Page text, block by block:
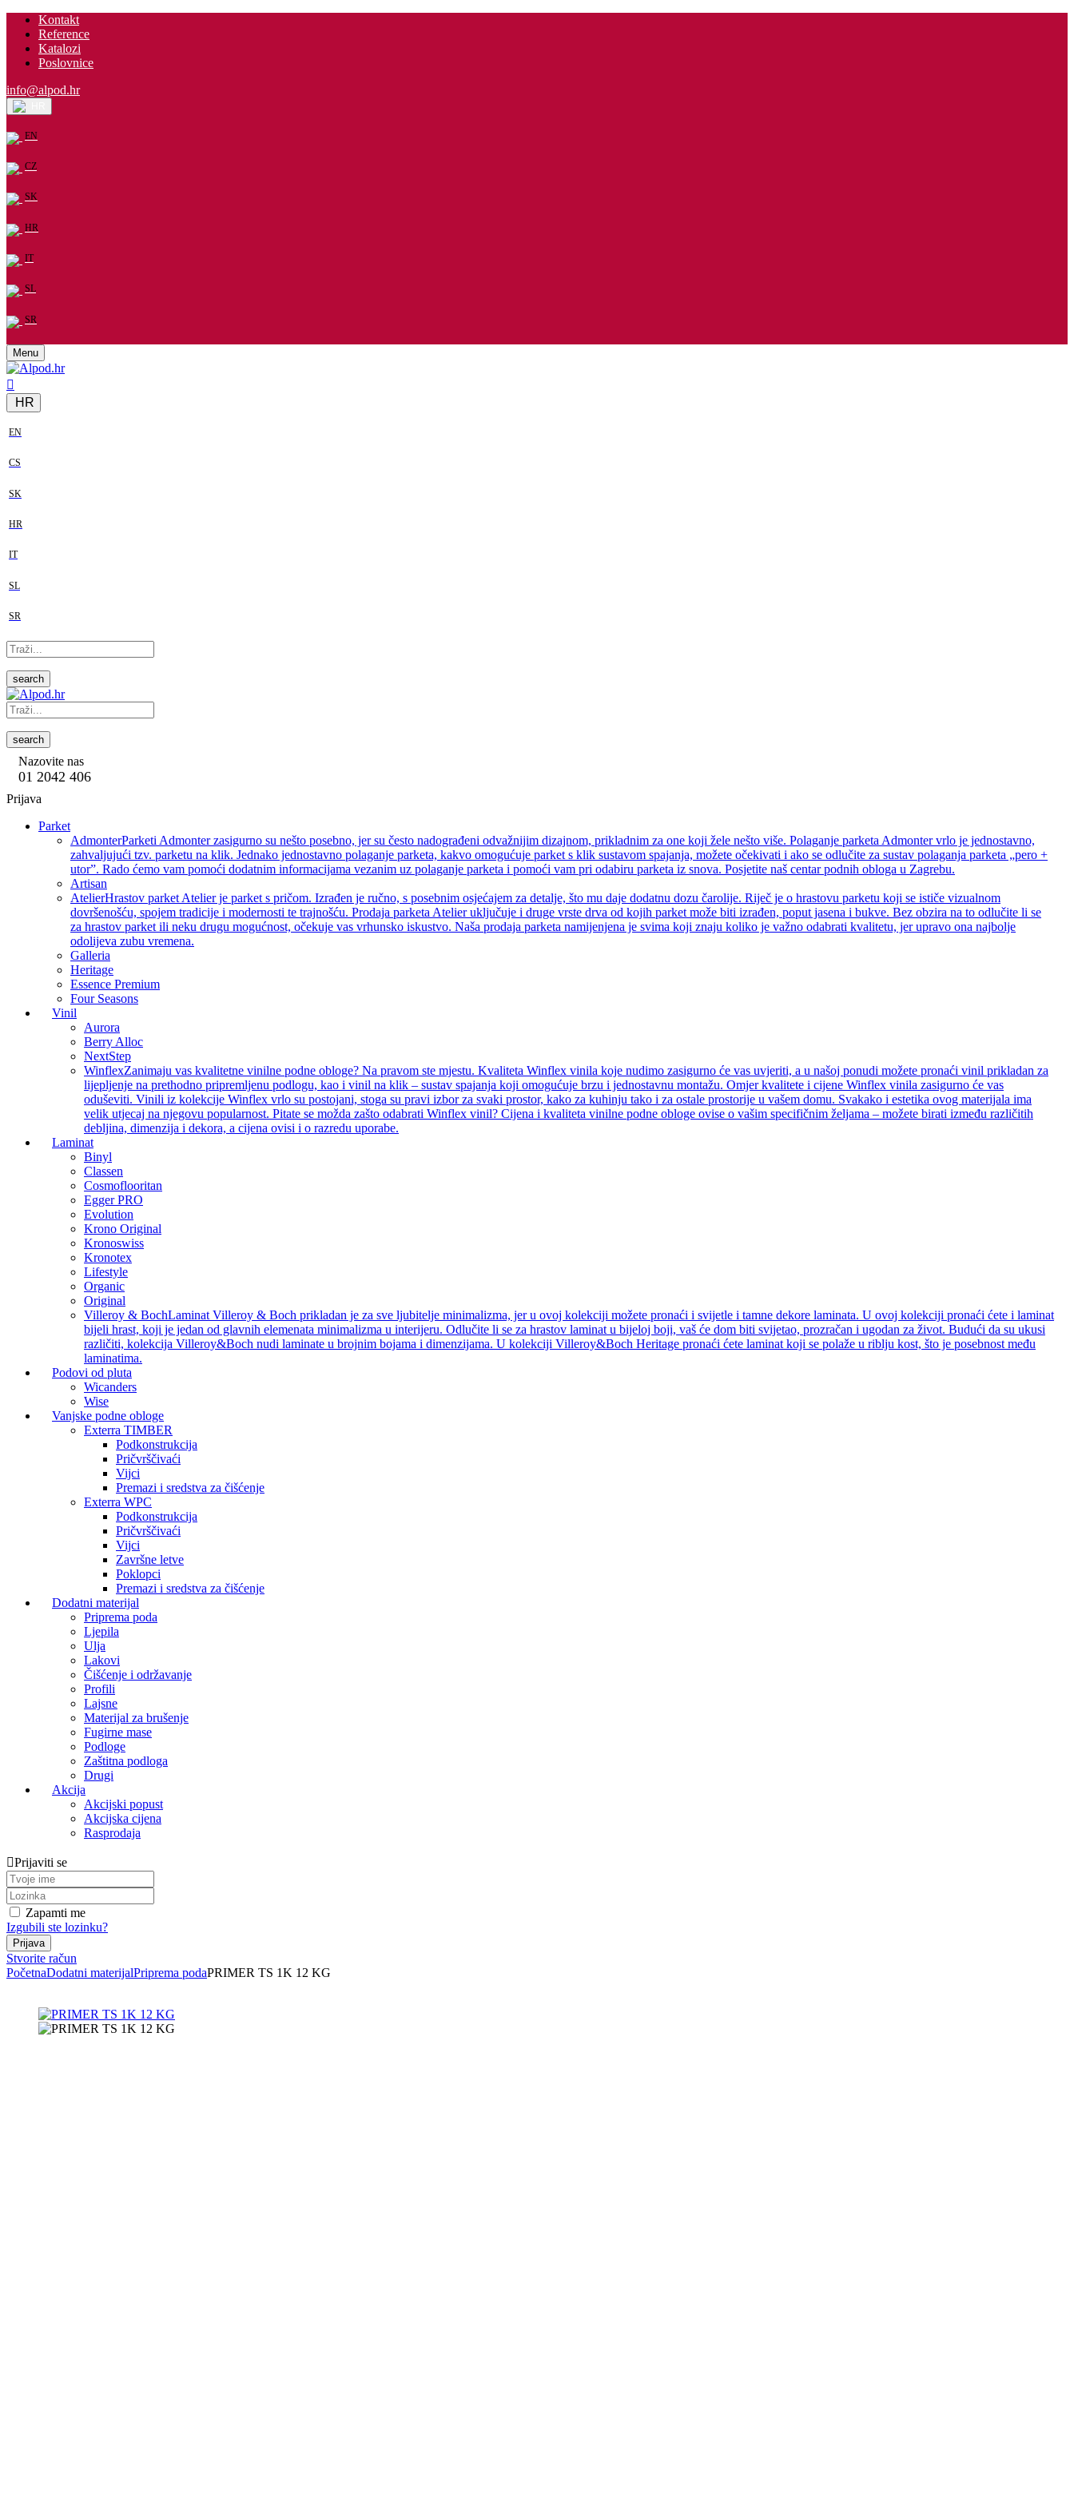
Kontakt
Reference
Katalozi
Poslovnice
info@alpod.hr
EN
CZ
SK
HR
IT
SL
SR
Menu
HR
EN
CS
SK
HR
IT
SL
SR
search
search
Nazovite nas
01 2042 406
Prijava
Parket
AdmonterParketi Admonter zasigurno su nešto posebno, jer su često nadograđeni odvažnijim dizajnom, prikladnim za one koji žele nešto više. Polaganje parketa Admonter vrlo je jednostavno,
zahvaljujući tzv. parketu na klik. Jednako jednostavno polaganje parketa, kakvo omogućuje parket s klik sustavom spajanja, možete očekivati i ako se odlučite za sustav polaganja parketa „pero +
utor”. Rado ćemo vam pomoći dodatnim informacijama vezanim uz polaganje parketa i pomoći vam pri odabiru parketa iz snova. Posjetite naš centar podnih obloga u Zagrebu.
Artisan
AtelierHrastov parket Atelier je parket s pričom. Izrađen je ručno, s posebnim osjećajem za detalje, što mu daje dodatnu dozu čarolije. Riječ je o hrastovu parketu koji se ističe vizualnom
dovršenošću, spojem tradicije i modernosti te trajnošću. Prodaja parketa Atelier uključuje i druge vrste drva od kojih parket može biti izrađen, poput jasena i bukve. Bez obzira na to odlučite li se
za hrastov parket ili neku drugu mogućnost, očekuje vas vrhunsko iskustvo. Naša prodaja parketa namijenjena je svima koji znaju koliko je važno odabrati kvalitetu, jer upravo ona najbolje
odolijeva zubu vremena.
Galleria
Heritage
Essence Premium
Four Seasons
Vinil
Aurora
Berry Alloc
NextStep
WinflexZanimaju vas kvalitetne vinilne podne obloge? Na pravom ste mjestu. Kvaliteta Winflex vinila koje nudimo zasigurno će vas uvjeriti, a u našoj ponudi možete pronaći vinil prikladan za
lijepljenje na prethodno pripremljenu podlogu, kao i vinil na klik – sustav spajanja koji omogućuje brzu i jednostavnu montažu. Omjer kvalitete i cijene Winflex vinila zasigurno će vas
oduševiti. Vinili iz kolekcije Winflex vrlo su postojani, stoga su pravi izbor za svaki prostor, kako za kuhinju tako i za ostale prostorije u vašem domu. Svakako i estetika ovog materijala ima
velik utjecaj na njegovu popularnost. Pitate se možda zašto odabrati Winflex vinil? Cijena i kvaliteta vinilne podne obloge ovise o vašim specifičnim željama – možete birati između različitih
debljina, dimenzija i dekora, a cijena ovisi i o razredu uporabe.
Laminat
Binyl
Classen
Cosmoflooritan
Egger PRO
Evolution
Krono Original
Kronoswiss
Kronotex
Lifestyle
Organic
Original
Villeroy & BochLaminat Villeroy & Boch prikladan je za sve ljubitelje minimalizma, jer u ovoj kolekciji možete pronaći i svijetle i tamne dekore laminata. U ovoj kolekciji pronaći ćete i laminat
bijeli hrast, koji je jedan od glavnih elemenata minimalizma u interijeru. Odlučite li se za hrastov laminat u bijeloj boji, vaš će dom biti svijetao, prozračan i ugodan za život. Budući da su ukusi
različiti, kolekcija Villeroy&Boch nudi laminate u brojnim bojama i dimenzijama. U kolekciji Villeroy&Boch Heritage pronaći ćete laminat koji se polaže u riblju kost, što je posebnost među
laminatima.
Podovi od pluta
Wicanders
Wise
Vanjske podne obloge
Exterra TIMBER
Podkonstrukcija
Pričvrščivaći
Vijci
Premazi i sredstva za čišćenje
Exterra WPC
Podkonstrukcija
Pričvrščivaći
Vijci
Završne letve
Poklopci
Premazi i sredstva za čišćenje
Dodatni materijal
Priprema poda
Ljepila
Ulja
Lakovi
Čišćenje i održavanje
Profili
Lajsne
Materijal za brušenje
Fugirne mase
Podloge
Zaštitna podloga
Drugi
Akcija
Akcijski popust
Akcijska cijena
Rasprodaja
Prijaviti se
Zapamti me
Izgubili ste lozinku?
Stvorite račun
PočetnaDodatni materijalPriprema podaPRIMER TS 1K 12 KG